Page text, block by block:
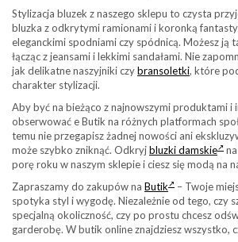
Stylizacja bluzek z naszego sklepu to czysta
bluzka z odkrytymi ramionami i koronką
eleganckimi spodniami czy spódnicą. Możesz ją
łącząc z jeansami i lekkimi sandałami. Nie
jak delikatne naszyjniki czybransoletki, które
charakter stylizacji.
Aby być na bieżąco z najnowszymi produktami i
obserwować e Butik na różnych platformach
temu nie przegapisz żadnej nowości ani
może szybko zniknąć. Odkryjbluzki damskie
porę roku w naszym sklepie i ciesz się modą na
Zapraszamy do zakupów na Butik – Twoje
spotyka styl i wygodę. Niezależnie od tego, czy
specjalną okoliczność, czy po prostu chcesz
garderobę. W butik online znajdziesz wszystko,